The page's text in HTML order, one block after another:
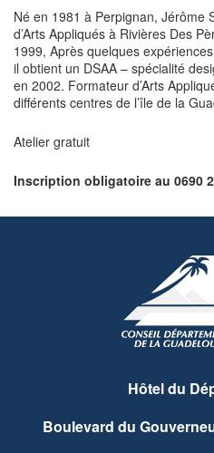
Né en 1981 à Perpignan, Jérôme
d’Arts Appliqués à Rivières Des
1999, Après quelques
il obtient un DSAA – spécialité
en 2002. Formateur d’Arts
différents centres de l’île de la
Atelier gratuit
Inscription obligatoire au 0690
Hôtel du
Boulevard du